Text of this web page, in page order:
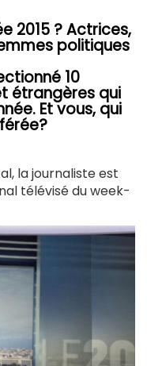
2015 ? Actrices,
politiques
10
étrangères qui
Et vous, qui
la journaliste est
télévisé du week-